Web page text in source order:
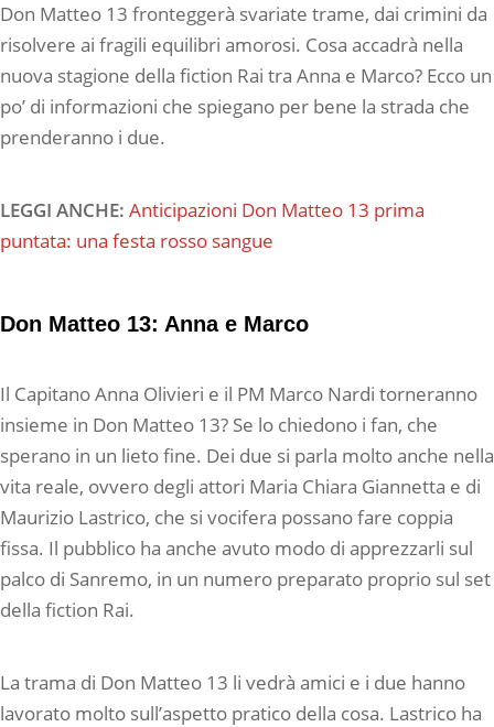
Don Matteo 13 fronteggerà svariate trame, dai crimini da
risolvere ai fragili equilibri amorosi. Cosa accadrà nella
nuova stagione della fiction Rai tra Anna e Marco? Ecco un
po’ di informazioni che spiegano per bene la strada che
prenderanno i due.
LEGGI ANCHE: Anticipazioni Don Matteo 13 prima
puntata: una festa rosso sangue
Don Matteo 13: Anna e Marco
Il Capitano Anna Olivieri e il PM Marco Nardi torneranno
insieme in Don Matteo 13? Se lo chiedono i fan, che
sperano in un lieto fine. Dei due si parla molto anche nella
vita reale, ovvero degli attori Maria Chiara Giannetta e di
Maurizio Lastrico, che si vocifera possano fare coppia
fissa. Il pubblico ha anche avuto modo di apprezzarli sul
palco di Sanremo, in un numero preparato proprio sul set
della fiction Rai.
La trama di Don Matteo 13 li vedrà amici e i due hanno
lavorato molto sull’aspetto pratico della cosa. Lastrico ha